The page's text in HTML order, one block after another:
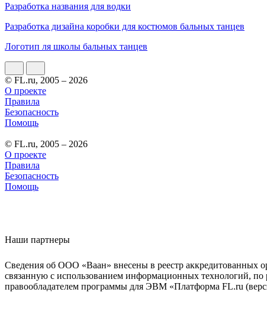
Разработка названия для водки
Разработка дизайна коробки для костюмов бальных танцев
Логотип ля школы бальных танцев
© FL.ru, 2005 – 2026
О проекте
Правила
Безопасность
Помощь
© FL.ru, 2005 – 2026
О проекте
Правила
Безопасность
Помощь
Наши партнеры
Сведения об ООО «Ваан» внесены в реестр аккредитованных
связанную с использованием информационных технологий,
правообладателем программы для ЭВМ «Платформа FL.ru